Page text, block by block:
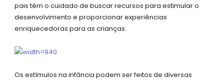
pais têm o cuidado de buscar recursos para estimular o
desenvolvimento e proporcionar experiências
enriquecedoras para as crianças.
Os estímulos na infância podem ser feitos de diversas